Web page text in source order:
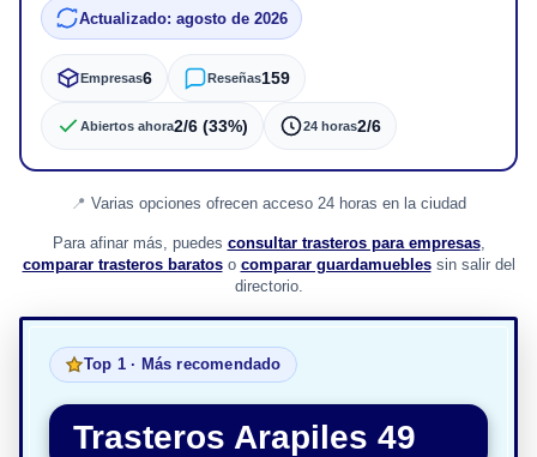
Actualizado: agosto de 2026
Empresas6 Reseñas159
Abiertos ahora2/6 (33%) 24 horas2/6
Varias opciones ofrecen acceso 24 horas en la ciudad
Para afinar más, puedes consultar trasteros para empresas,
comparar trasteros baratoso comparar guardamueblessin salir del
directorio.
Top 1 · Más recomendado
Trasteros Arapiles 49